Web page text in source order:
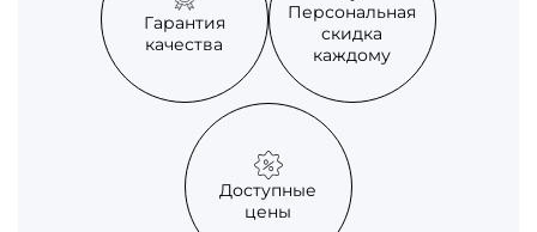
Гарантия
качества
Персональная
скидка
каждому
Доступные
цены